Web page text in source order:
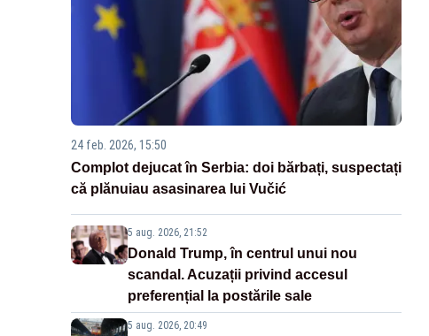
24 feb. 2026, 15:50
Complot dejucat în Serbia: doi bărbați, suspectați
că plănuiau asasinarea lui Vučić
5 aug. 2026, 21:52
Donald Trump, în centrul unui nou
scandal. Acuzații privind accesul
preferențial la postările sale
5 aug. 2026, 20:49